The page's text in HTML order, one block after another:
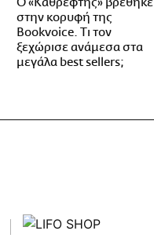
στην κορυφή της
Bookvoice. Τι τον
ξεχώρισε ανάμεσα στα
μεγάλα best sellers;